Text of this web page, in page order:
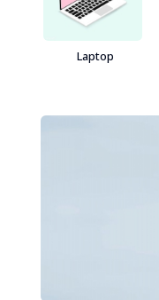
Laptop